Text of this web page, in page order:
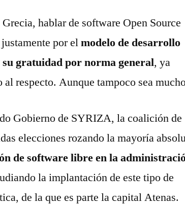
hablar de software Open Source
por elmodelo de desarrollo
gratuidad por norma general, ya
al respecto. Aunque tampoco sea
Gobierno de SYRIZA, la coalición de
elecciones rozando la mayoría
de software libre en la
la implantación de este tipo de
de la que es parte la capital Atenas.